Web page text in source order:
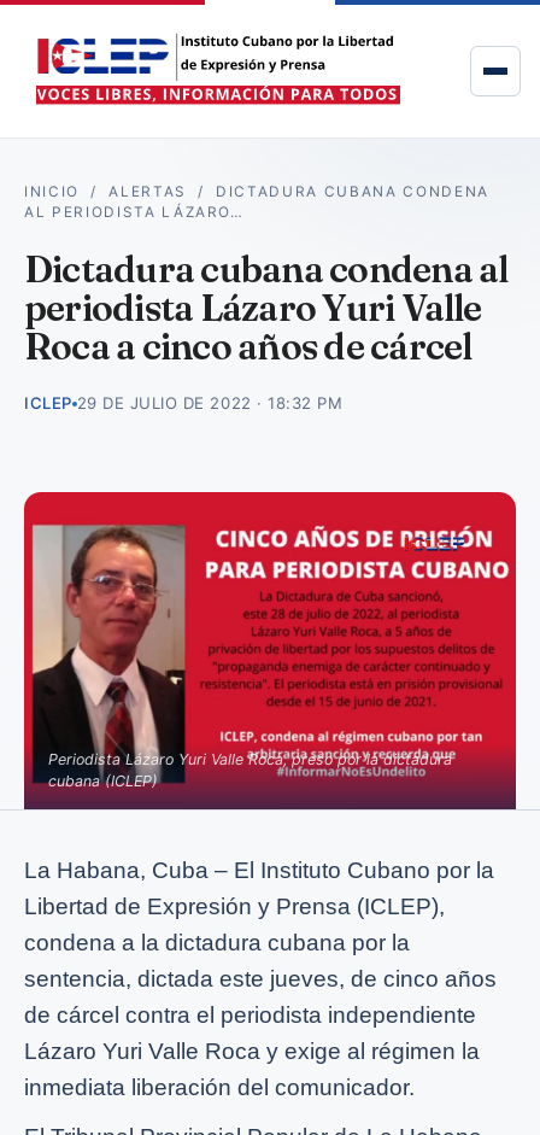
INICIO /ALERTAS / DICTADURA CUBANA CONDENA
AL PERIODISTA LÁZARO…
Dictadura cubana condena al
periodista Lázaro Yuri Valle
Roca a cinco años de cárcel
ICLEP 29 DE JULIO DE 2022 · 18:32 PM
Periodista Lázaro Yuri Valle Roca, preso por la dictadura
cubana (ICLEP)
La Habana, Cuba – El Instituto Cubano por la
Libertad de Expresión y Prensa (ICLEP),
condena a la dictadura cubana por la
sentencia, dictada este jueves, de cinco años
de cárcel contra el periodista independiente
Lázaro Yuri Valle Roca y exige al régimen la
inmediata liberación del comunicador.